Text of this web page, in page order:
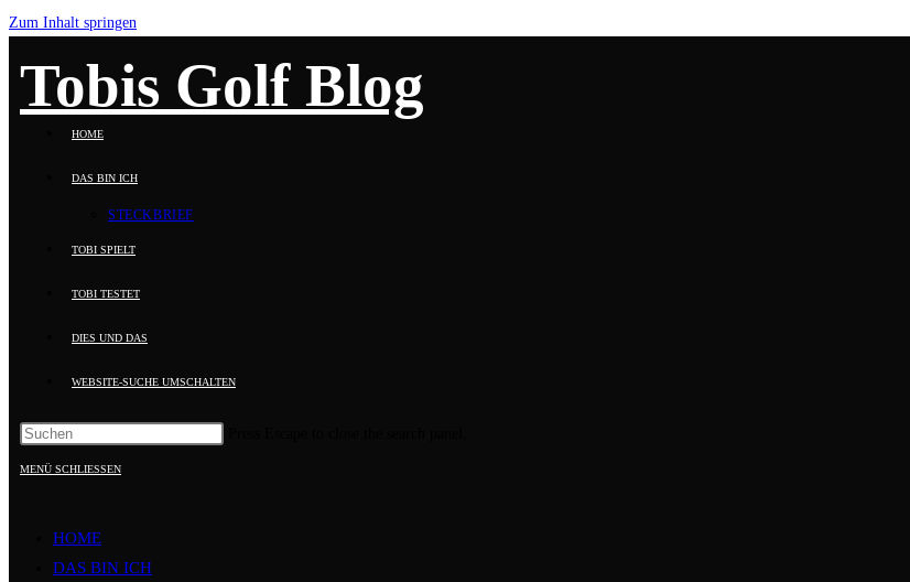
Zum Inhalt springen
Tobis Golf Blog
HOME
DAS BIN ICH
STECKBRIEF
TOBI SPIELT
TOBI TESTET
DIES UND DAS
WEBSITE-SUCHE UMSCHALTEN
MENÜ SCHLIESSEN
HOME
DAS BIN ICH